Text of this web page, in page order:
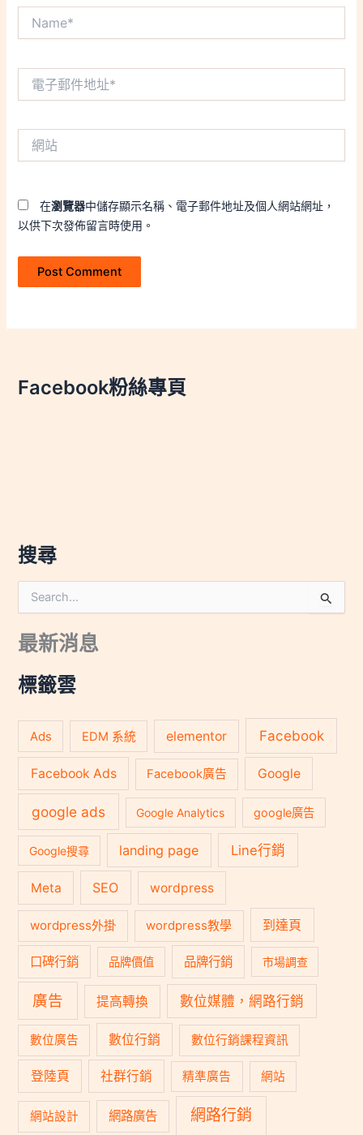
在瀏覽器中儲存顯示名稱、電子郵件地址及個人網站網址，
以供下次發佈留言時使用。
Facebook粉絲專頁
搜尋
尋
鍵
:
最新消息
標籤雲
Ads EDM 系統 elementor Facebook
Facebook Ads Facebook廣告 Google
google ads Google Analytics google廣告
Google搜尋 landing page Line行銷
Meta SEO wordpress
wordpress外掛 wordpress教學 到達頁
口碑行銷 品牌價值 品牌行銷 市場調查
廣告 提高轉換 數位媒體，網路行銷
數位廣告 數位行銷 數位行銷課程資訊
登陸頁 社群行銷 精準廣告 網站
網站設計 網路廣告 網路行銷